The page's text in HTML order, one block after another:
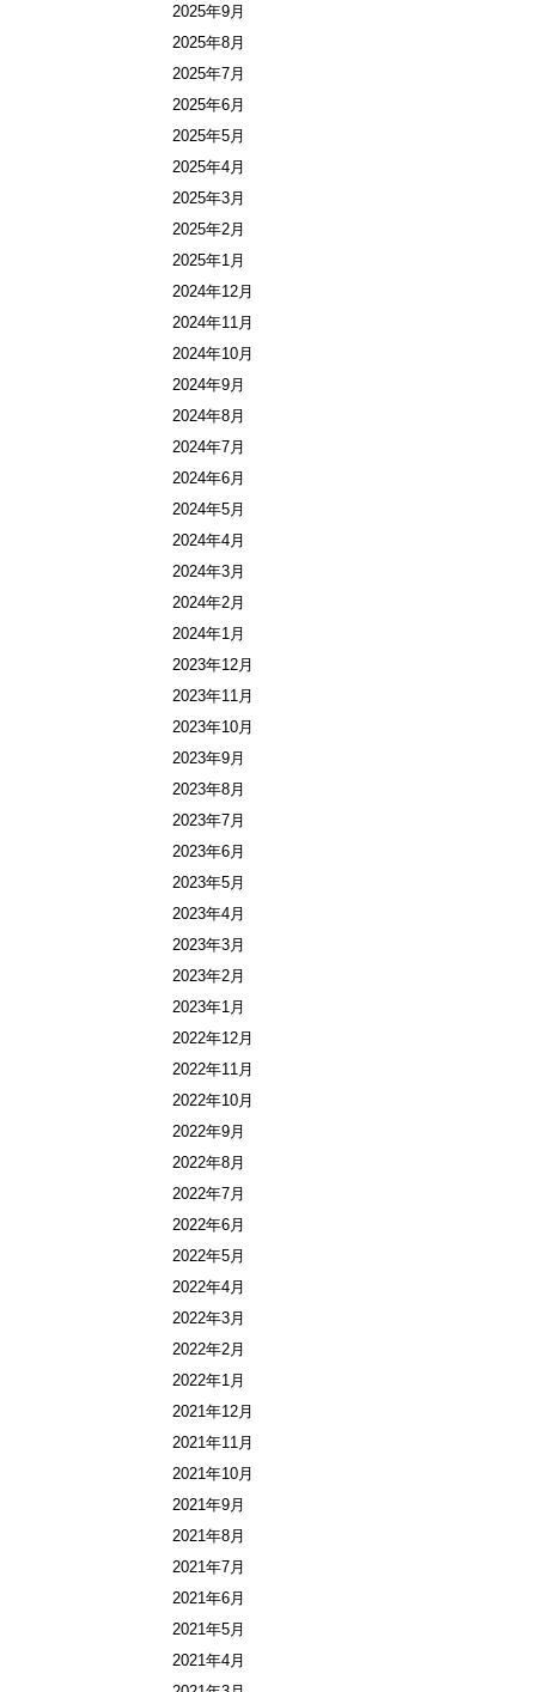
2025年9月
2025年8月
2025年7月
2025年6月
2025年5月
2025年4月
2025年3月
2025年2月
2025年1月
2024年12月
2024年11月
2024年10月
2024年9月
2024年8月
2024年7月
2024年6月
2024年5月
2024年4月
2024年3月
2024年2月
2024年1月
2023年12月
2023年11月
2023年10月
2023年9月
2023年8月
2023年7月
2023年6月
2023年5月
2023年4月
2023年3月
2023年2月
2023年1月
2022年12月
2022年11月
2022年10月
2022年9月
2022年8月
2022年7月
2022年6月
2022年5月
2022年4月
2022年3月
2022年2月
2022年1月
2021年12月
2021年11月
2021年10月
2021年9月
2021年8月
2021年7月
2021年6月
2021年5月
2021年4月